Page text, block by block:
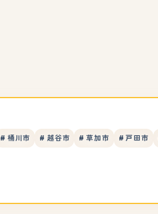
# 桶川市 # 越谷市 # 草加市 # 戸田市